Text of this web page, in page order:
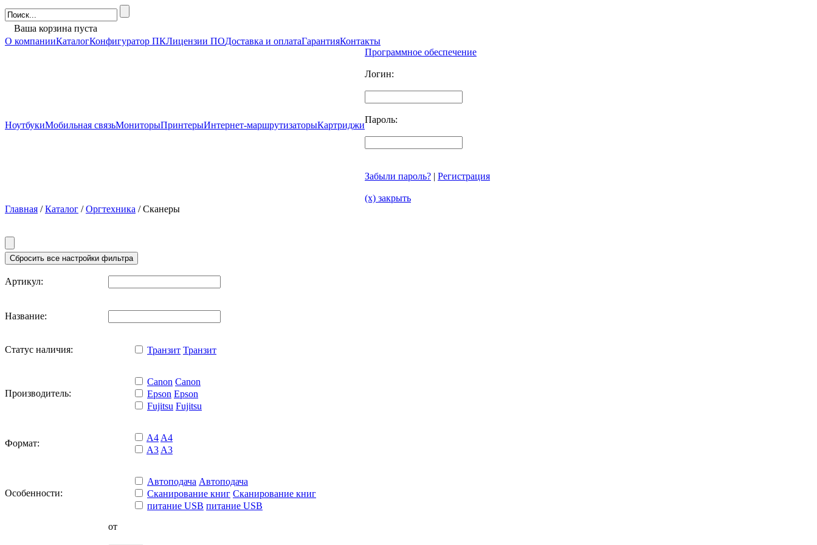
Ваша корзина пуста
О компанииКаталогКонфигуратор ПКЛицензии ПОДоставка и оплатаГарантияКонтакты
НоутбукиМобильная связьМониторыПринтерыИнтернет-маршрутизаторыКартриджи
Программное обеспечение
Логин:
Пароль:
Забыли пароль? | Регистрация
(x) закрыть
Главная /Каталог /Оргтехника / Сканеры
Артикул:
Название:
Статус наличия: Транзит Транзит
Производитель:
Canon Canon
Epson Epson
Fujitsu Fujitsu
Формат:
A4 A4
A3 A3
Особенности:
Автоподача Автоподача
Сканирование книг Сканирование книг
питание USB питание USB
от